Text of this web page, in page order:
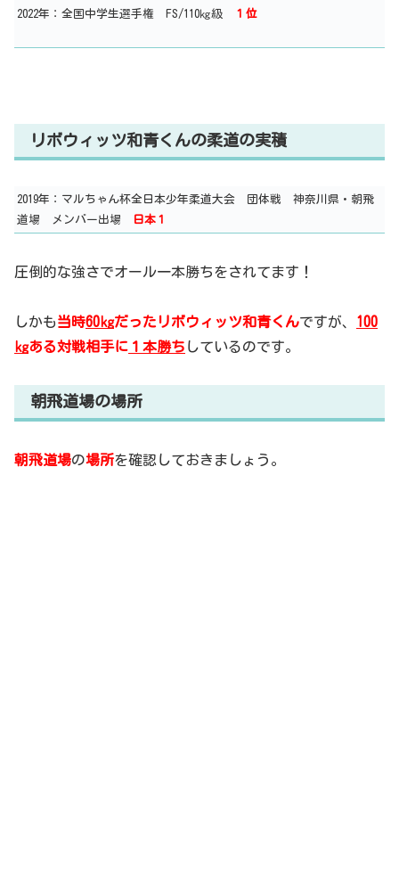
2022年：全国中学生選手権 FS/110㎏級 １位
リボウィッツ和青くんの柔道の実積
2019年：マルちゃん杯全日本少年柔道大会 団体戦 神奈川県・朝飛
道場 メンバー出場
日本１
圧倒的な強さでオール一本勝ちをされてます！
しかも当時60㎏だったリボウィッツ和青くんですが、 100
㎏ある対戦相手に １本勝ち しているのです。
朝飛道場の場所
朝飛道場の場所を確認しておきましょう。